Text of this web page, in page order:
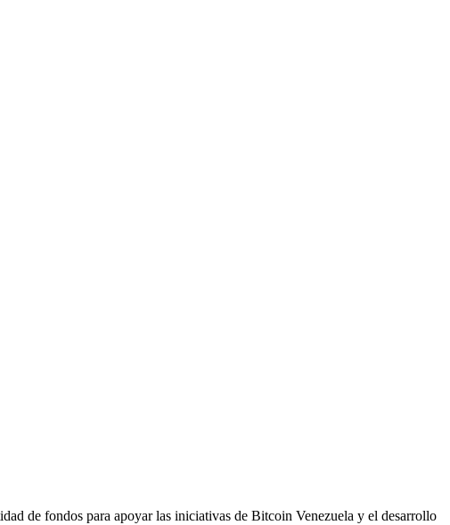
de fondos para apoyar las iniciativas de Bitcoin Venezuela y el desarrollo